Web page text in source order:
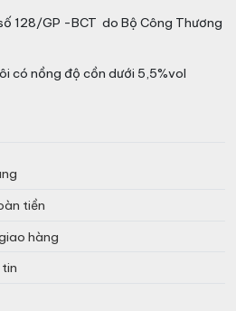
128/GP -BCT do Bộ Công Thương
có nồng độ cồn dưới 5,5%vol
tiền
hàng